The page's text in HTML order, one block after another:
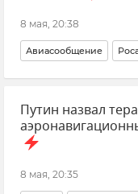
8 мая, 20:38
Авиасообщение
Минтранс России
Новости
Путин назвал
8 мая, 20:35